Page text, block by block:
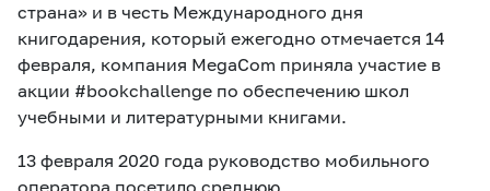
Өнөктөштөргө
Офис картасы
жана каптоо
MegaTV MegaPay MegaKassa
страна» и в честь Международного дня
книгодарения, который ежегодно отмечается 14
февраля, компания MegaCom приняла участие в
акции #bookchallenge по обеспечению школ
учебными и литературными книгами.
13 февраля 2020 года руководство мобильного